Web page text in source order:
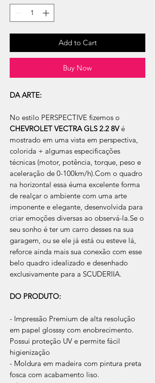
Add to Cart
Buy Now
DA ARTE:
No estilo PERSPECTIVE fizemos o
CHEVROLET VECTRA GLS 2.2 8Vé
mostrado em uma vista em perspectiva,
colorida + algumas especificações
técnicas (motor, potência, torque, peso e
aceleração de 0-100km/h).Com o quadro
na horizontal essa éuma excelente forma
de realçar o ambiente com uma arte
imponente e elegante, desenvolvida para
criar emoções diversas ao observá-la.Se o
seu sonho é ter um carro desses na sua
garagem, ou se ele já está ou esteve lá,
reforce ainda mais sua conexão com esse
belo quadro idealizado e desenhado
exclusivamente para a SCUDERIIA.
DO PRODUTO:
- Impressão Premium de alta resolução
em papel glosssy com enobrecimento.
Possui proteção UV e permite fácil
higienização
- Moldura em madeira com pintura preta
fosca com acabamento liso.